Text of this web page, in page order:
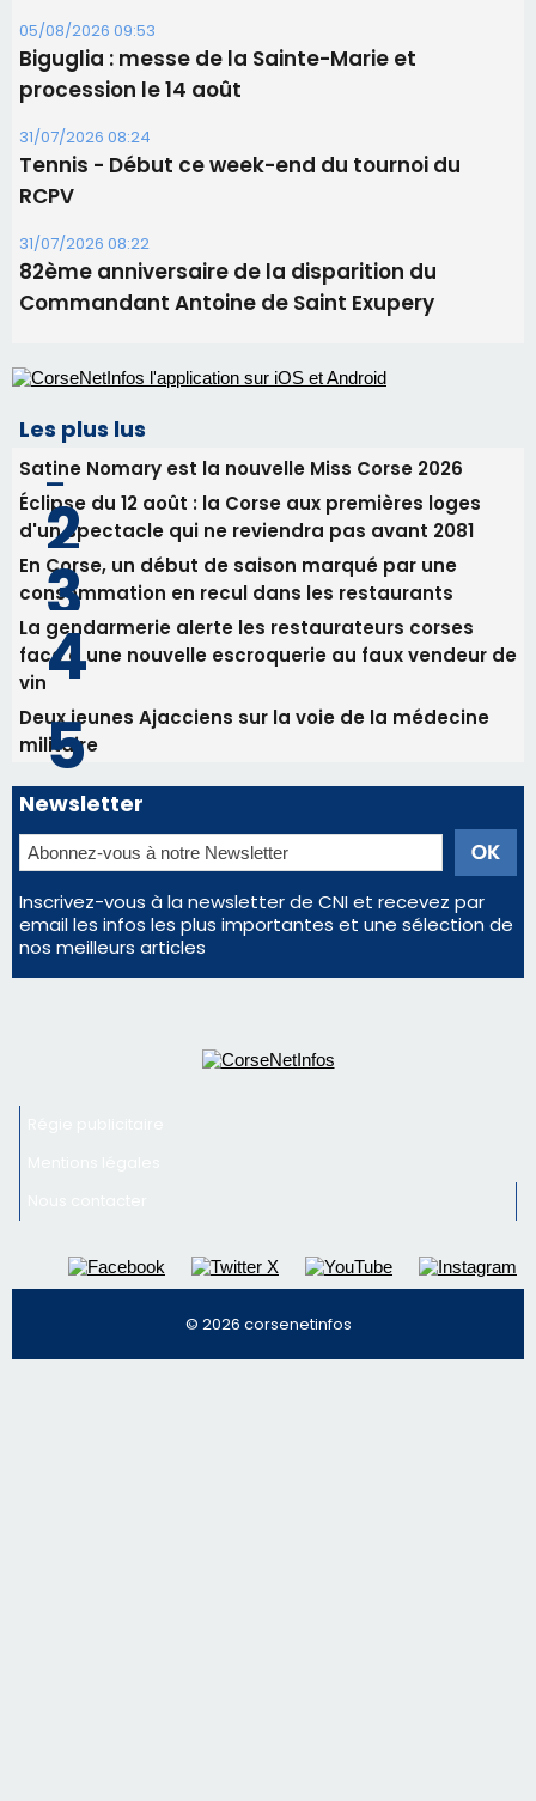
05/08/2026 09:53
Biguglia : messe de la Sainte-Marie et
procession le 14 août
31/07/2026 08:24
Tennis - Début ce week-end du tournoi du
RCPV
31/07/2026 08:22
82ème anniversaire de la disparition du
Commandant Antoine de Saint Exupery
Les plus lus
Satine Nomary est la nouvelle Miss Corse 2026
Éclipse du 12 août : la Corse aux premières loges
d'un spectacle qui ne reviendra pas avant 2081
En Corse, un début de saison marqué par une
consommation en recul dans les restaurants
La gendarmerie alerte les restaurateurs corses
face à une nouvelle escroquerie au faux vendeur de
vin
Deux jeunes Ajacciens sur la voie de la médecine
militaire
Newsletter
Inscrivez-vous à la newsletter de CNI et recevez par
email les infos les plus importantes et une sélection de
nos meilleurs articles
© 2026 corsenetinfos